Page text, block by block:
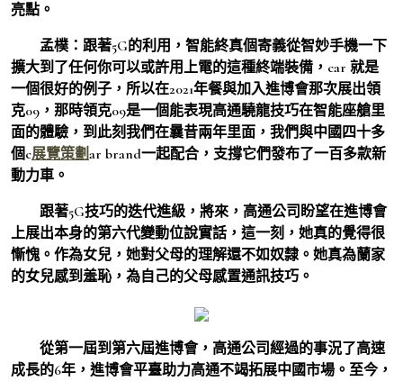
亮點。
孟樸： 跟著5G的利用，智能終真個寄義從智妙手機一下
擴大到了任何你可以或許用上電的這種終端裝備，car 就是
一個很好的例子，所以在2021年餐與加入進博會那次展出領
克09，那時領克09是一個能表現高通驍龍技巧在智能座艙里
面的體驗，到此刻我們在曩昔兩年里面，我們與中國四十多
個c展覽策劃ar brand一起配合，支撐它們發布了一百多款新
動力車。
跟著5G技巧的迭代進級，將來，高通公司盼望在進博會
上展出本身的第六代變動位說實話，這一刻，她真的覺得很
慚愧。作為女兒，她對父母的理解還不如奴隸。她真為蘭家
的女兒感到羞恥，為自己的父母感置通訊技巧。
從第一屆到第六屆進博會，高通公司經過的事況了高速
成長的6年，進博會平臺助力高通不竭拓展中國市場。至今，